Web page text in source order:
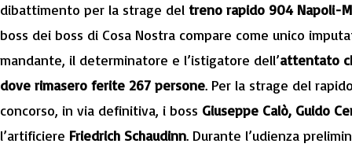
dibattimento per la strage del treno rapido 904 Napoli-
boss dei boss di Cosa Nostra compare come unico
mandante, il determinatore e l’istigatore dell’attentato
dove rimasero ferite 267 persone. Per la strage del
concorso, in via definitiva, i boss Giuseppe Calò, Guido
l’artificiere Friedrich Schaudinn. Durante l’udienza